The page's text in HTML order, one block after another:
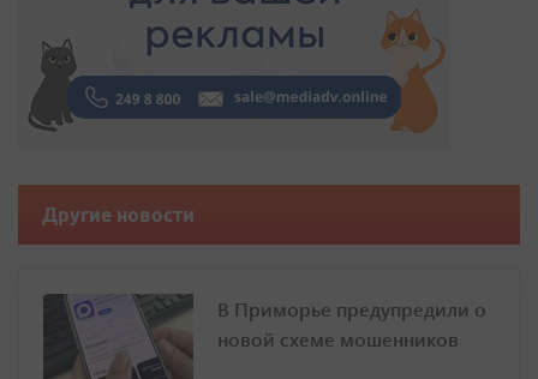
Другие новости
В Приморье предупредили о
новой схеме мошенников